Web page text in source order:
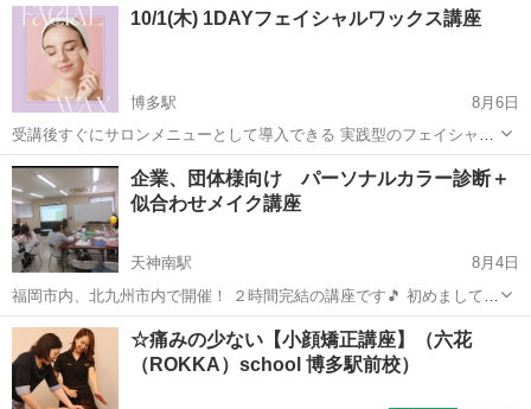
合気武道・護身術・体幹トレーニングなど、 ご希望と体力レベルを丁
寧に確認したうえで、あなたに合っ...
福岡 北九州市 安部山公園駅 その他
10/1(木) 1DAYフェイシャルワックス講座
博多駅
8月6日
受講後すぐにサロンメニューとして導入できる 実践型のフェイシャル
ワックス講座を開催します🫧 お顔の産毛や古い角質をやさしく取り除
き、 お肌を明るく、なめらかな印象へ導く フェイシャルワックス。
施術後の...
福岡 福岡市 博多駅 スキンケア
企業、団体様向け パーソナルカラー診断＋
似合わせメイク講座
天神南駅
8月4日
福岡市内、北九州市内で開催！ ２時間完結の講座です🎵 初めまして✨
Freedom代表のMiyukiです☺️ 主に企業や様々なグループに対して 色々
と講座を開催しています✨✨ こんな団体におすすめです♪⬇️ ✅イベン
ト...
福岡 福岡市 天神南駅 その他 パーソナルカラー
☆痛みの少ない【小顔矯正講座】（六花
（ROKKA）school 博多駅前校）